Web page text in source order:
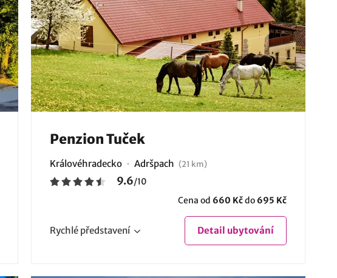
Penzion Tuček
Královéhradecko Adršpach (21 km)
9.6/10
Cena od 660 Kčdo 695 Kč
Rychlé představení Detail ubytování